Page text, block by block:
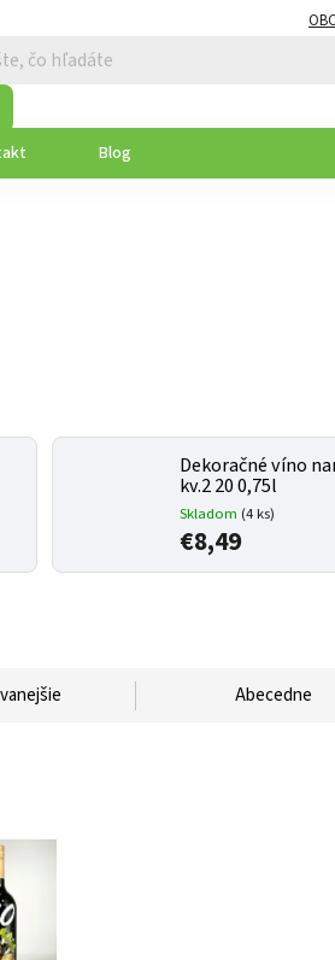
Blog
Dekoračné víno
kv.2 20 0,75l
Skladom (4 ks)
€8,49
Abecedne